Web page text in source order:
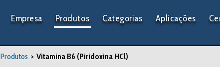
Empresa Produtos Categorias Aplicações
Produtos > Vitamina B6 (Piridoxina HCl)